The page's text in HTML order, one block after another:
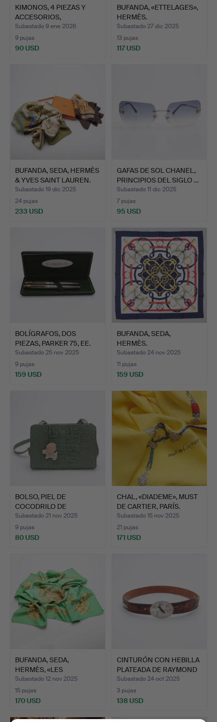
KIMONOS, 4 PIEZAS Y
ACCESORIOS,
PROBABLEME…
Subastado 9 ene 2026
9 pujas
90 USD
BUFANDA, «ETTELAGES»,
HERMÈS.
Subastado 27 dic 2025
13 pujas
117 USD
BUFANDA, SEDA, HERMÈS
& YVES SAINT LAUREN.
Subastado 19 dic 2025
24 pujas
233 USD
GAFAS DE SOL CHANEL,
PRINCIPIOS DEL SIGLO …
Subastado 11 dic 2025
7 pujas
95 USD
BOLÍGRAFOS, DOS
PIEZAS, PARKER 75, EE.
UU.
Subastado 25 nov 2025
9 pujas
159 USD
BUFANDA, SEDA,
HERMÈS.
Subastado 24 nov 2025
11 pujas
159 USD
BOLSO, PIEL DE
COCODRILO DE
IMITACIÓN, RAD…
Subastado 21 nov 2025
9 pujas
80 USD
CHAL, «DIADEME», MUST
DE CARTIER, PARÍS.
Subastado 15 nov 2025
21 pujas
171 USD
BUFANDA, SEDA,
HERMÈS, «LES
CAVALIERS D'OR…
Subastado 12 nov 2025
15 pujas
170 USD
CINTURÓN CON HEBILLA
PLATEADA DE RAYMOND
B…
Subastado 24 oct 2025
3 pujas
138 USD